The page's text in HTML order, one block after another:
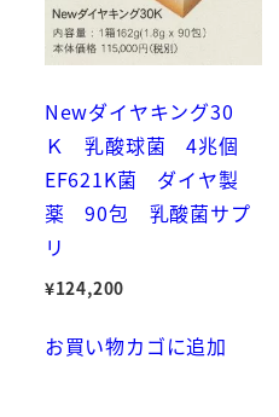
Newダイヤキング30
Ｋ 乳酸球菌 4兆個
EF621K菌 ダイヤ製
薬 90包 乳酸菌サプ
リ
¥124,200
お買い物カゴに追加